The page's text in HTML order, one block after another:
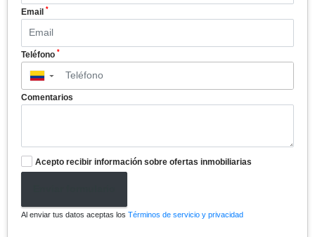
Email *
Teléfono *
▼
Comentarios
Acepto recibir información sobre ofertas inmobiliarias
Al enviar tus datos aceptas los Términos de servicio y privacidad